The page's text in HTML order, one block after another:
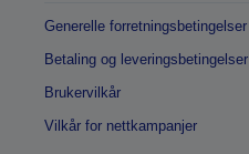
Generelle forretningsbetingelser
Betaling og leveringsbetingelser
Brukervilkår
Vilkår for nettkampanjer